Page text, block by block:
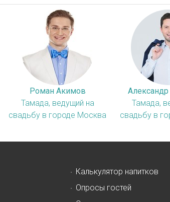
Роман Акимов
Тамада, ведущий на
свадьбу в городе Москва
Тамада,
свадьбу в
Калькулятор напитков
Опросы гостей